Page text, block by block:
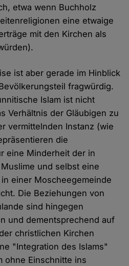
etwa wenn Buchholz
eine etwaige
mit den Kirchen als
ist aber gerade im Hinblick
fragwürdig.
Islam ist nicht
Verhältnis der Gläubigen zu
vermittelnden Instanz (wie
die
eine Minderheit der in
und selbst eine
einer Moscheegemeinde
Die Beziehungen von
sind hingegen
und dementsprechend auf
christlichen Kirchen
"Integration des Islams"
ohne Einschnitte ins